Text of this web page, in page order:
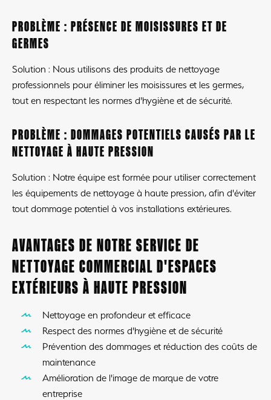
PROBLÈME : PRÉSENCE DE MOISISSURES ET DE
GERMES
Solution : Nous utilisons des produits de nettoyage
professionnels pour éliminer les moisissures et les germes,
tout en respectant les normes d'hygiène et de sécurité.
PROBLÈME : DOMMAGES POTENTIELS CAUSÉS PAR LE
NETTOYAGE À HAUTE PRESSION
Solution : Notre équipe est formée pour utiliser correctement
les équipements de nettoyage à haute pression, afin d'éviter
tout dommage potentiel à vos installations extérieures.
AVANTAGES DE NOTRE SERVICE DE
NETTOYAGE COMMERCIAL D'ESPACES
EXTÉRIEURS À HAUTE PRESSION
Nettoyage en profondeur et efficace
Respect des normes d'hygiène et de sécurité
Prévention des dommages et réduction des coûts de
maintenance
Amélioration de l'image de marque de votre
entreprise